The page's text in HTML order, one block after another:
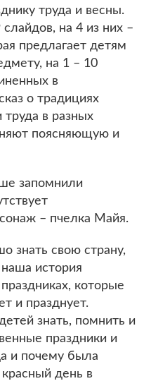
труда и весны.
на 4 из них –
предлагает детям
на 1 – 10
в
о традициях
труда в разных
поясняющую и
запомнили
– пчелка Майя.
знать свою страну,
история
которые
и празднует.
знать, помнить и
праздники и
и почему была
день в